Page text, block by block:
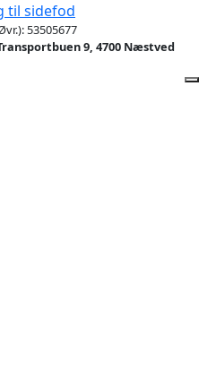
til sidefod
53505677
9, 4700 Næstved